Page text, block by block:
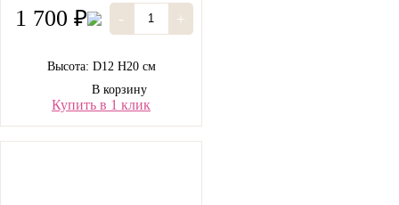
1 700 ₽ - +
Высота: D12 H20 см
В корзину
Купить в 1 клик